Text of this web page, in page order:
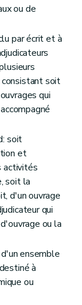
ou de
par écrit et à
soit
qui
soit
et
activités
soit la
d'un ouvrage
qui
ou la
ensemble
à
ou